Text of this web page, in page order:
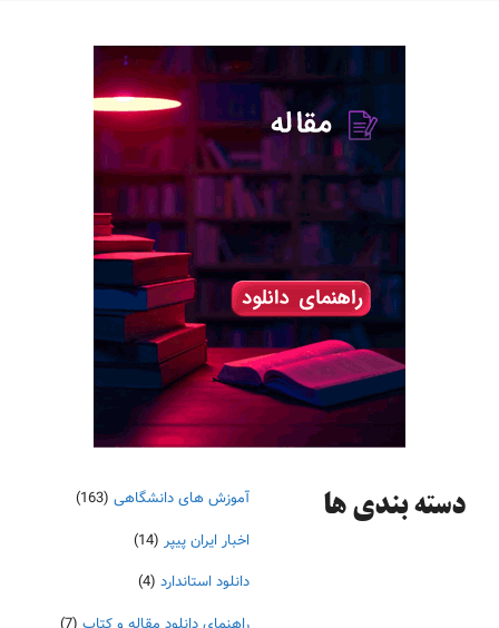
دسته‌ بندی ها آموزش های دانشگاهی (163)
اخبار ایران پیپر (14)
دانلود استاندارد (4)